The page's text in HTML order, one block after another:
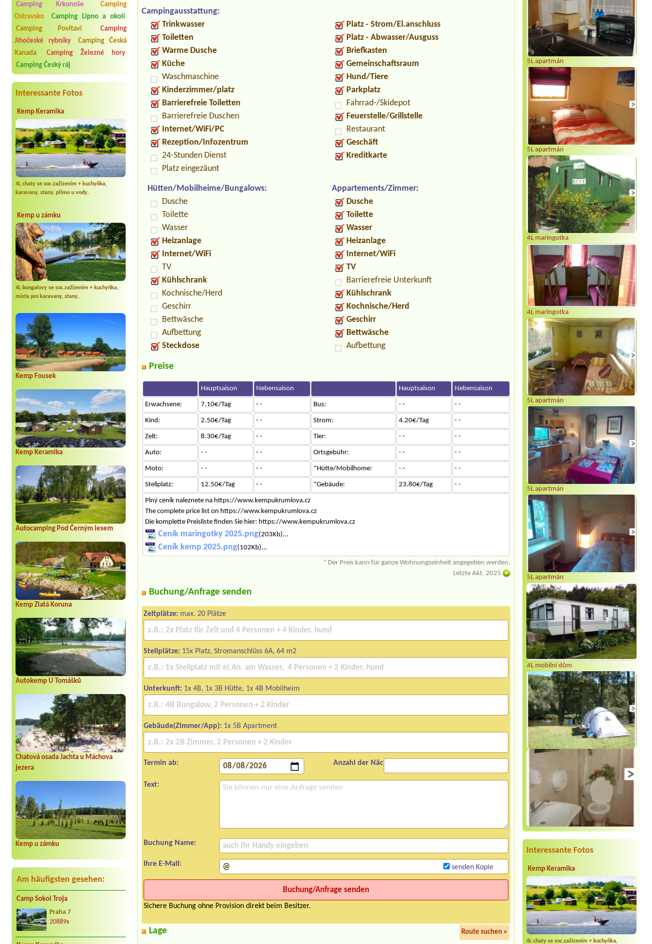
Camping Krkonoše
Camping
Ostravsko
Camping Lipno a okolí
Camping Povltaví
Camping
Jihočeské rybníky
Camping Česká
Kanada
Camping Železné hory
Camping Český ráj
Interessante Fotos
Kemp Keramika
4L chaty se soc.zažízením + kuchyňka,
karavany, stany, přímo u vody..
Kemp u zámku
4L bungalovy se soc.zažízením + kuchyňka,
místa pro karavany, stany..
Kemp Fousek
Kemp Keramika
Autocamping Pod Černým lesem
Kemp Zlatá Koruna
Autokemp U Tomášků
Chatová osada Jachta u Máchova
jezera
Kemp u zámku
Am häufigsten gesehen:
Camp Sokol Troja
Praha 7
20889x
5L apartmán
5L apartmán
4L maringotka
4L maringotka
5L apartmán
5L apartmán
5L apartmán
4L mobilní dům
Interessante Fotos
Kemp Keramika
4L chaty se soc.zažízením + kuchyňka,
Campingausstattung:
Trinkwasser
Toiletten
Warme Dusche
Küche
Waschmaschine
Kinderzimmer/platz
Barrierefreie Toiletten
Barrierefreie Duschen
Internet/WiFi/PC
Rezeption/Infozentrum
24-Stunden Dienst
Platz eingezäunt
Platz - Strom/El.anschluss
Platz - Abwasser/Ausguss
Briefkasten
Gemeinschaftsraum
Hund/Tiere
Parkplatz
Fahrrad-/Skidepot
Feuerstelle/Grillstelle
Restaurant
Geschäft
Kreditkarte
Hütten/Mobilheime/Bungalows:
Dusche
Toilette
Wasser
Heizanlage
Internet/WiFi
TV
Kühlschrank
Kochnische/Herd
Geschirr
Bettwäsche
Aufbettung
Steckdose
Appartements/Zimmer:
Dusche
Toilette
Wasser
Heizanlage
Internet/WiFi
TV
Barrierefreie Unterkunft
Kühlschrank
Kochnische/Herd
Geschirr
Bettwäsche
Aufbettung
Preise
Hauptsaison Nebensaison Hauptsaison Nebensaison
Erwachsene: 7.10€/Tag - - Bus: - - - -
Kind: 2.50€/Tag - - Strom: 4.20€/Tag - -
Zelt: 8.30€/Tag - - Tier: - - - -
Auto: - - - - Ortsgebühr: - - - -
Moto: - - - - *Hütte/Mobilhome: - - - -
Stellplatz: 12.50€/Tag - - *Gebäude: 23.80€/Tag - -
Plný ceník naleznete na https://www.kempukrumlova.cz
The complete price list on https://www.kempukrumlova.cz
Die komplette Preisliste finden Sie hier: https://www.kempukrumlova.cz
Ceník maringotky 2025.png(203Kb)...
Ceník kemp 2025.png(102Kb)...
* Der Preis kann für ganze Wohnungseinheit angegeben werden.
Letzte Akt. 2025
Buchung/Anfrage senden
Zeltplätze: max. 20 Plätze
Stellplätze: 15x Platz, Stromanschlüss 6A, 64 m2
Unterkunft: 1x 4B, 1x 3B Hütte, 1x 4B Mobilheim
Gebäude(Zimmer/App): 1x 5B Apartment
Termin ab: Anzahl der Nächte:
Text:
Buchung Name:
Ihre E-Mail: senden Kopie
Sichere Buchung ohne Provision direkt beim Besitzer.
Lage Route suchen »